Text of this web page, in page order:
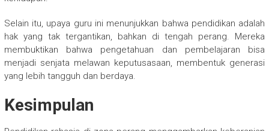
Selain itu, upaya guru ini menunjukkan bahwa pendidikan adalah
hak yang tak tergantikan, bahkan di tengah perang. Mereka
membuktikan bahwa pengetahuan dan pembelajaran bisa
menjadi senjata melawan keputusasaan, membentuk generasi
yang lebih tangguh dan berdaya.
Kesimpulan